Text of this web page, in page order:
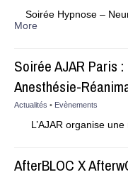
Soirée Hypnose –
More
Soirée AJAR Paris
Anesthésie-
Actualités • Evènements
L’AJAR organise une
AfterBLOC X